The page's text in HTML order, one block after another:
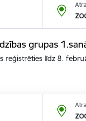
grupas
reģistrēties līdz 8.